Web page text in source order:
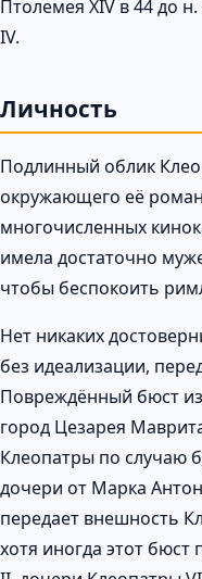
Птолемея XIV в 44 до
IV.
Личность
Подлинный облик
окружающего её
многочисленных
имела достаточно
чтобы беспокоить
Нет никаких
без идеализации,
Повреждённый бюст
город Цезарея
Клеопатры по случаю
дочери от Марка
передает внешность
хотя иногда этот